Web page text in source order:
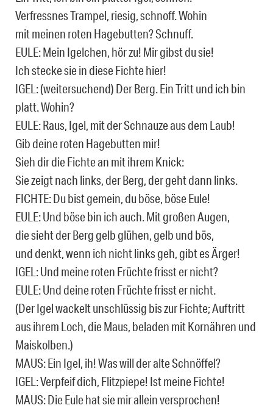
Verfressnes Trampel, riesig, schnoff. Wohin
mit meinen roten Hagebutten? Schnuff.
EULE: Mein Igelchen, hör zu! Mir gibst du sie!
Ich stecke sie in diese Fichte hier!
IGEL: (weitersuchend) Der Berg. Ein Tritt und ich bin
platt. Wohin?
EULE: Raus, Igel, mit der Schnauze aus dem Laub!
Gib deine roten Hagebutten mir!
Sieh dir die Fichte an mit ihrem Knick:
Sie zeigt nach links, der Berg, der geht dann links.
FICHTE: Du bist gemein, du böse, böse Eule!
EULE: Und böse bin ich auch. Mit großen Augen,
die sieht der Berg gelb glühen, gelb und bös,
und denkt, wenn ich nicht links geh, gibt es Ärger!
IGEL: Und meine roten Früchte frisst er nicht?
EULE: Und deine roten Früchte frisst er nicht.
(Der Igel wackelt unschlüssig bis zur Fichte; Auftritt
aus ihrem Loch, die Maus, beladen mit Kornähren und
Maiskolben.)
MAUS: Ein Igel, ih! Was will der alte Schnöffel?
IGEL: Verpfeif dich, Flitzpiepe! Ist meine Fichte!
MAUS: Die Eule hat sie mir allein versprochen!